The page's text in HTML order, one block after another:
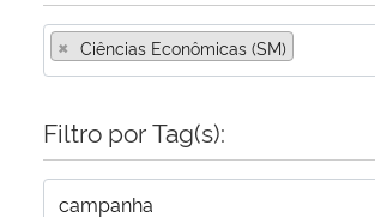
Controladoria-Geral da União
Secretaria-Geral
× Ciências Econômicas (SM)
Filtro por Tag(s):